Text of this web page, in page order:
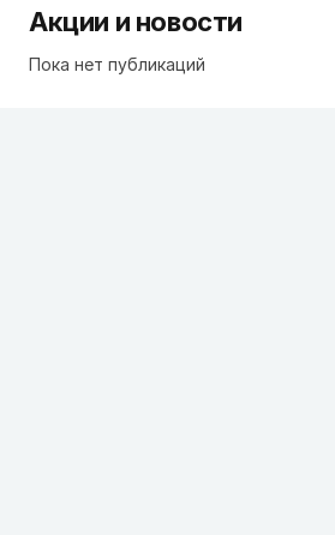
Акции и новости
Пока нет публикаций